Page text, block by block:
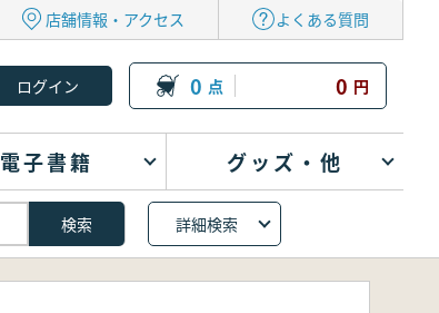
店舗情報・アクセス よくある質問
0 点 0 円
電子書籍 グッズ・他
詳細検索